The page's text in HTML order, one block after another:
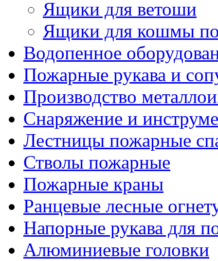
Ящики для ветоши
Ящики для кошмы
Водопенное
Пожарные рукава и
Производство
Снаряжение и
Лестницы пожарные
Стволы пожарные
Пожарные краны
Ранцевые лесные
Напорные рукава для
Алюминиевые головки